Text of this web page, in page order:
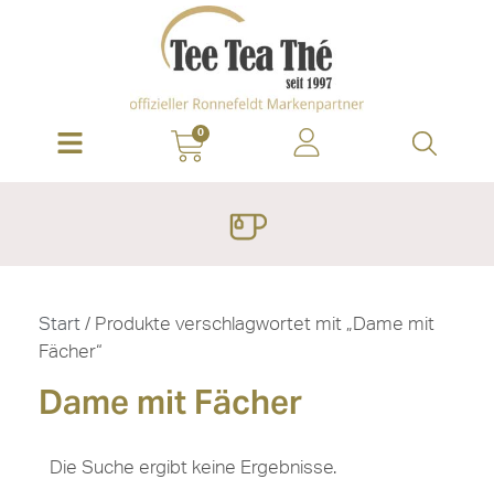
0
Start / Produkte verschlagwortet mit „Dame mit
Fächer“
Dame mit Fächer
Die Suche ergibt keine Ergebnisse.